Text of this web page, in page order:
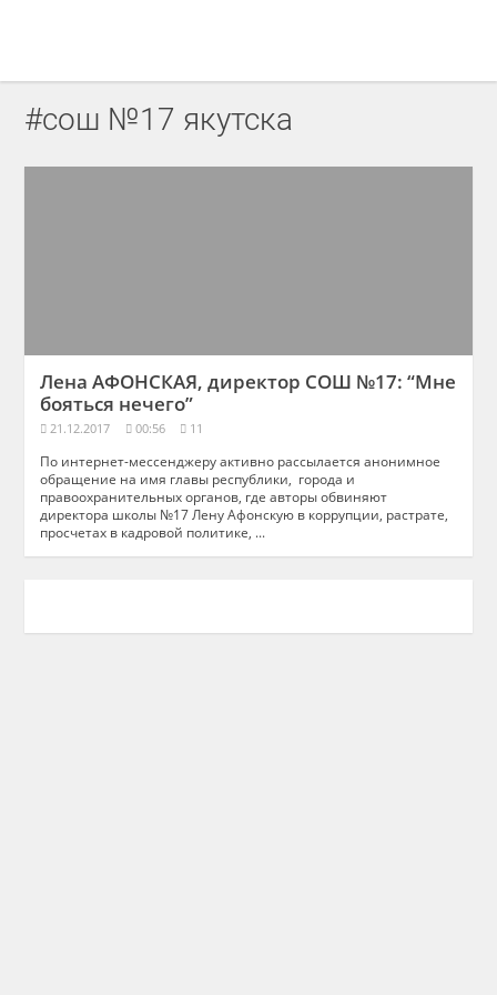
#сош №17 якутска
Лена АФОНСКАЯ, директор СОШ №17: “Мне
бояться нечего”
21.12.2017 00:56 11
По интернет-мессенджеру активно рассылается анонимное
обращение на имя главы республики, города и
правоохранительных органов, где авторы обвиняют
директора школы №17 Лену Афонскую в коррупции, растрате,
просчетах в кадровой политике, ...